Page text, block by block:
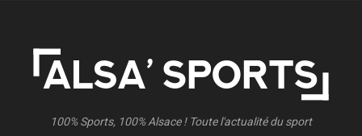
100% Sports, 100% Alsace ! Toute l'actualité du sport